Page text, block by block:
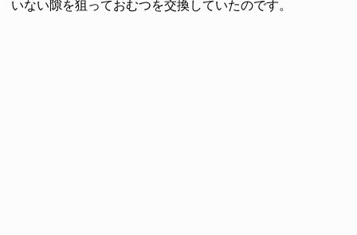
いない隙を狙っておむつを交換していたのです。